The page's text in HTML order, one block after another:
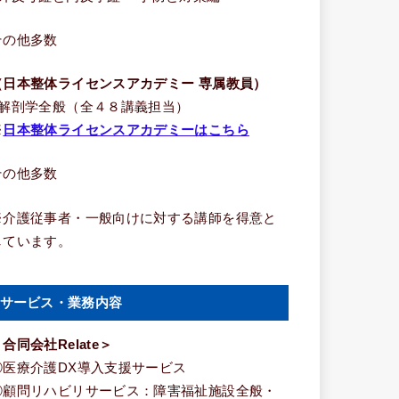
の他多数
日本整体ライセンスアカデミー 専属教員）
剖学全般（全４８講義担当）
日本整体ライセンスアカデミーはこちら
の他多数
護従事者・一般向けに対する講師を得意と
います。
サービス・業務内容
合同会社Relate＞
療介護DX導入支援サービス
問リハビリサービス：障害福祉施設全般・